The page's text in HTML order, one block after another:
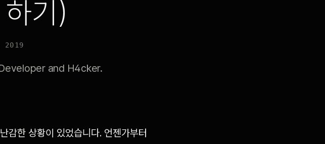
기)
2019
and H4cker.
감한 상황이 있었습니다. 언젠가부터